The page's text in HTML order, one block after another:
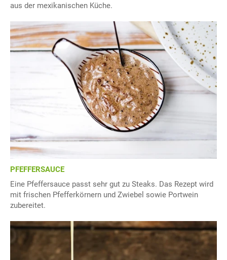
aus der mexikanischen Küche.
PFEFFERSAUCE
Eine Pfeffersauce passt sehr gut zu Steaks. Das Rezept wird
mit frischen Pfefferkörnern und Zwiebel sowie Portwein
zubereitet.